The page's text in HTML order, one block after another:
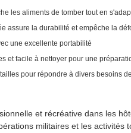
les aliments de tomber tout en
assure la durabilité et empêche la
une excellente portabilité
et facile à nettoyer pour une
pour répondre à divers besoins
et récréative dans les
militaires et les